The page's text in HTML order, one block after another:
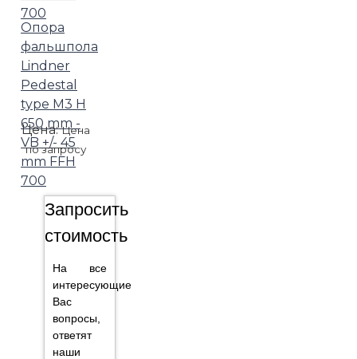
Опора
фальшпола
Lindner
Pedestal
type M3 H
650 mm -
VB +/- 45
mm FFH
700
Цена:Цена
по запросу
Запросить
стоимость
На все
интересующие
Вас
вопросы,
ответят
наши